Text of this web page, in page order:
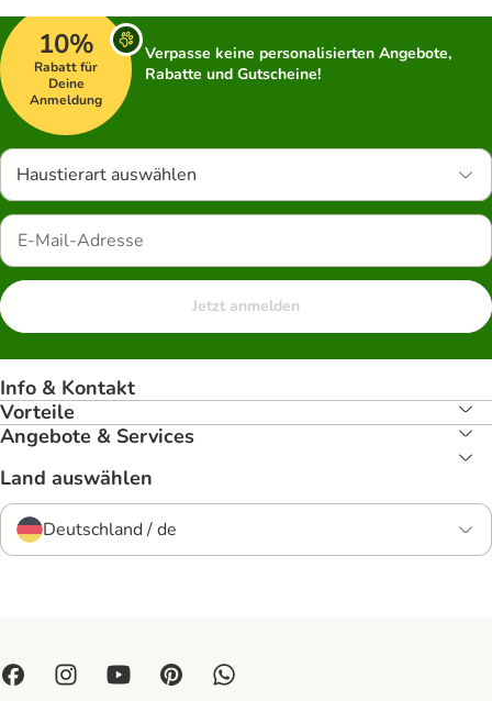
10%
Rabatt für
Deine
Anmeldung
Verpasse keine personalisierten Angebote,
Rabatte und Gutscheine!
Haustierart auswählen
Jetzt anmelden
Info & Kontakt
Vorteile
Angebote & Services
Land auswählen
Deutschland / de